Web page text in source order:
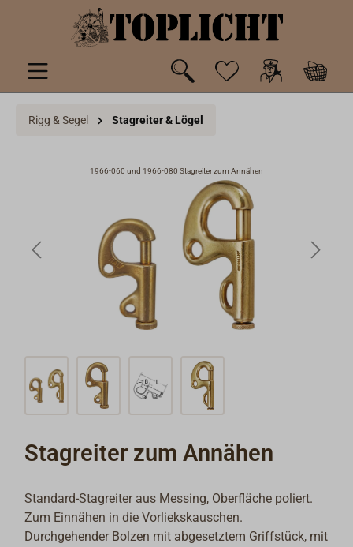
springen
Rigg & Segel Stagreiter & Lögel
1966-060 und 1966-080 Stagreiter zum Annähen
Stagreiter zum Annähen
Standard-Stagreiter aus Messing, Oberfläche poliert.
Zum Einnähen in die Vorliekskauschen.
Durchgehender Bolzen mit abgesetztem Griffstück, mit